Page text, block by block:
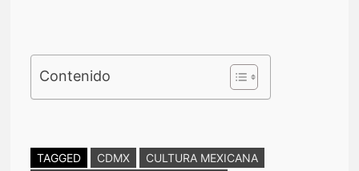
Contenido
TAGGED CDMX
CULTURA MEXICANA